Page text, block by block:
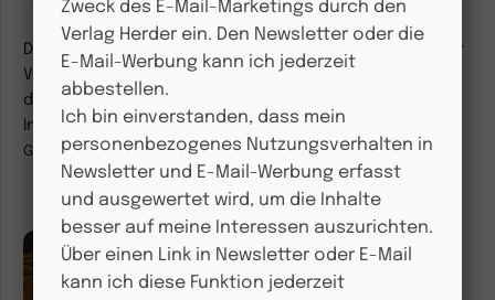
Christus-Erzählung
Die Geschichte Jesu ist keine bloße Rekonstruktion der
Vergangenheit, sondern eine lebendige Erinnerung, die
die Gegenwart formt. Die Frage ist nur, ob man bei der
Inkarnation oder bei der Auferstehung beginnt.
Georg Essen
Herder Korrespondenz
Das Konzil von Nizäa und
Zweck des E-Mail-Marketings durch den
Verlag Herder ein. Den Newsletter oder die
E-Mail-Werbung kann ich jederzeit
abbestellen.
Ich bin einverstanden, dass mein
personenbezogenes Nutzungsverhalten in
Newsletter und E-Mail-Werbung erfasst
und ausgewertet wird, um die Inhalte
besser auf meine Interessen auszurichten.
Über einen Link in Newsletter oder E-Mail
kann ich diese Funktion jederzeit